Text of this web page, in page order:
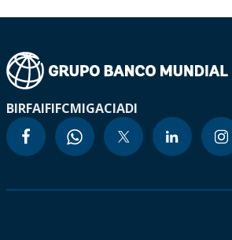
BIRFAIFIFCMIGACIADI